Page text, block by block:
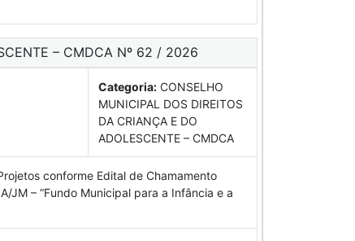
– CMDCA Nº 62 / 2026
Categoria: CONSELHO
MUNICIPAL DOS DIREITOS
DA CRIANÇA E DO
ADOLESCENTE – CMDCA
conforme Edital de Chamamento
JM – “Fundo Municipal para a Infância e a